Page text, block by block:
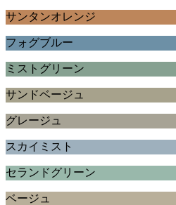
サンタンオレンジ
フォグブルー
ミストグリーン
サンドベージュ
グレージュ
スカイミスト
セランドグリーン
ベージュ